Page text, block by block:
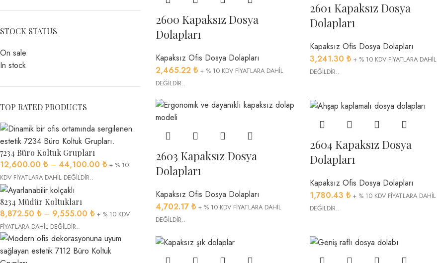
STOCK STATUS
On sale
In stock
TOP RATED PRODUCTS
7234 Büro Koltuk Grupları
12,600.00 ₺ – 44,100.00 ₺ + % 10
KDV FİYATLARA DAHİL DEĞİLDİR..
8234 Müdür Koltukları
8,872.50 ₺ – 9,555.00 ₺ + % 10 KDV
FİYATLARA DAHİL DEĞİLDİR..
2600 Kapaksız Dosya
Dolapları
Kapaksız Ofis Dosya Dolapları
2,465.22 ₺ + % 10 KDV FİYATLARA DAHİL
DEĞİLDİR..
2601 Kapaksız Dosya
Dolapları
Kapaksız Ofis Dosya Dolapları
3,241.30 ₺ + % 10 KDV FİYATLARA DAHİL
DEĞİLDİR..
2603 Kapaksız Dosya
Dolapları
Kapaksız Ofis Dosya Dolapları
4,702.17 ₺ + % 10 KDV FİYATLARA DAHİL
DEĞİLDİR..
2604 Kapaksız Dosya
Dolapları
Kapaksız Ofis Dosya Dolapları
1,780.43 ₺ + % 10 KDV FİYATLARA DAHİL
DEĞİLDİR..